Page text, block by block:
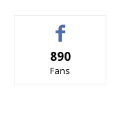
890
Fans